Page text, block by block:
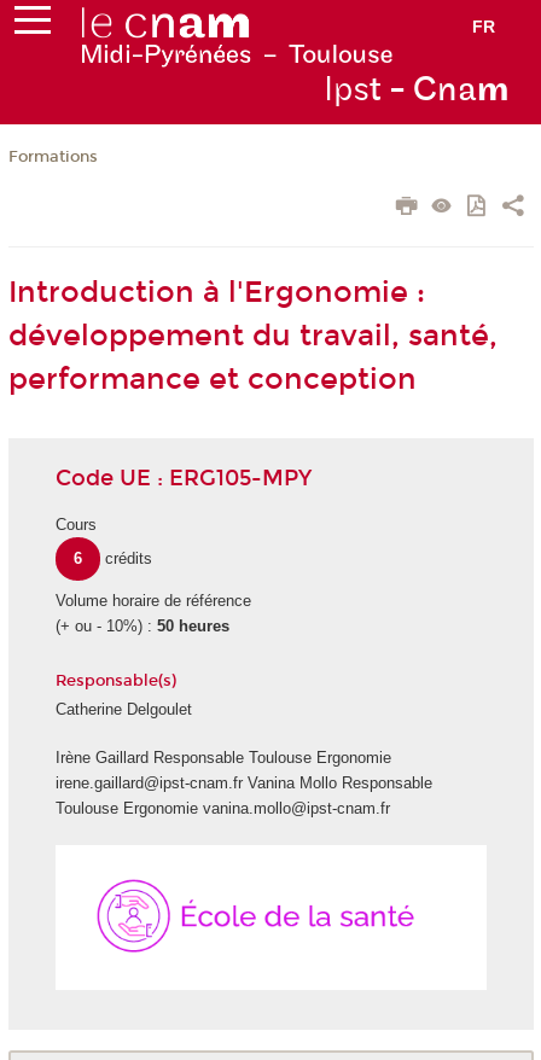
FR
Ipst - Cnam
Formations
Introduction à l'Ergonomie :
développement du travail, santé,
performance et conception
Code UE : ERG105-MPY
Cours
6
crédits
Volume horaire de référence
(+ ou - 10%) : 50 heures
Responsable(s)
Catherine Delgoulet
Irène Gaillard Responsable Toulouse Ergonomie
irene.gaillard@ipst-cnam.fr Vanina Mollo Responsable
Toulouse Ergonomie vanina.mollo@ipst-cnam.fr